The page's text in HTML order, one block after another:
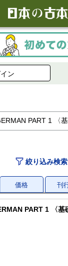
ン
絞り込み検索
価格 刊
PART 1 〈基